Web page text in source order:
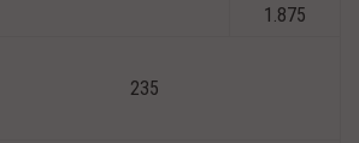
1.875
235